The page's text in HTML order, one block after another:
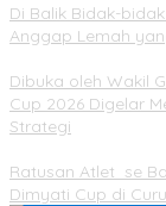
Di Balik Bidak-
Anggap Lemah
Dibuka oleh Wakil
Cup 2026 Digelar
Strategi
Ratusan Atlet se
Dimyati Cup di